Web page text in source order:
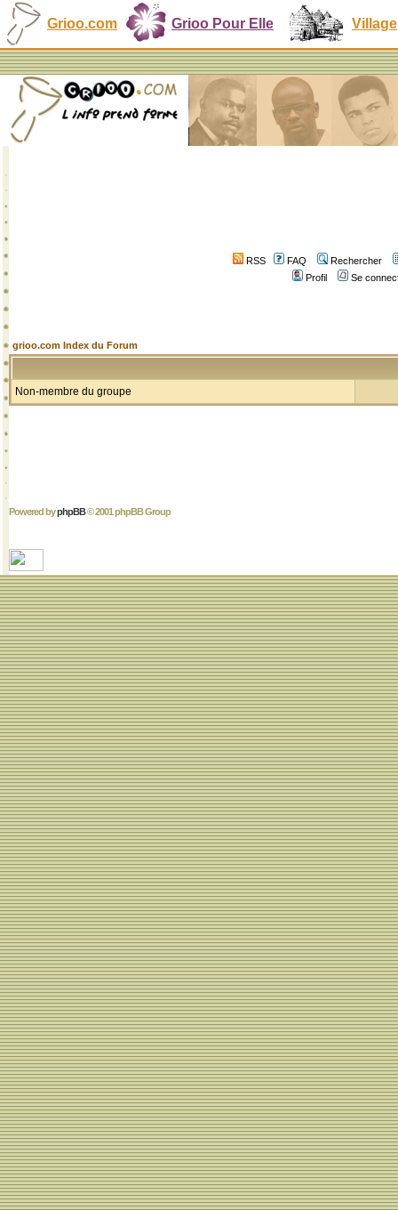
Grioo.com Grioo Pour Elle Village
RSS FAQ
Rechercher
Profil
Se
grioo.com Index du Forum
Non-membre du groupe
Powered byphpBB© 2001 phpBB Group